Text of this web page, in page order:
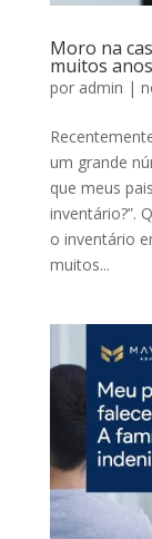
Moro na
muitos
por admin |
um grande
que meus
inventário?”.
o inventário
muitos...